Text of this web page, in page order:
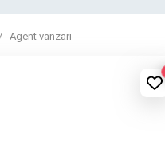
Agent vanzari